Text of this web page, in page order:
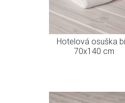
Hotelová osuška
70x140 cm